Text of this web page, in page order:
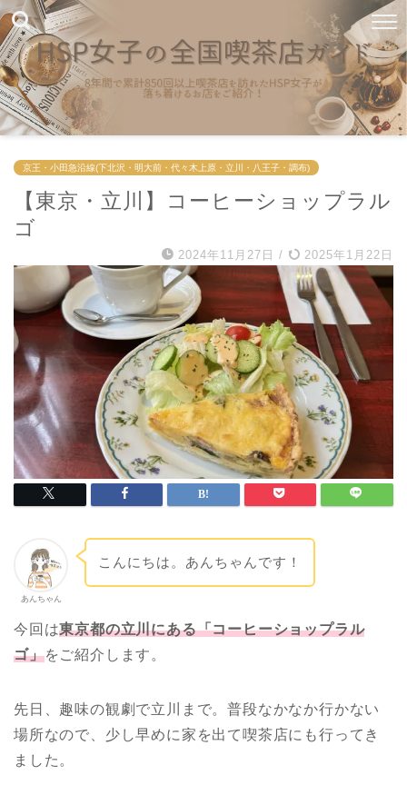
京王・小田急沿線(下北沢・明大前・代々木上原・立川・八王子・調布)
【東京・立川】コーヒーショップラル
ゴ
2024年11月27日 / 2025年1月22日
あんちゃん
こんにちは。あんちゃんです！
今回は東京都の立川にある「コーヒーショップラル
ゴ」をご紹介します。
先日、趣味の観劇で立川まで。普段なかなか行かない
場所なので、少し早めに家を出て喫茶店にも行ってき
ました。